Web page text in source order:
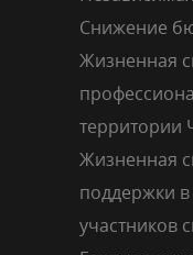
Снижение
Жизненная
территории
Жизненная
поддержки
участников